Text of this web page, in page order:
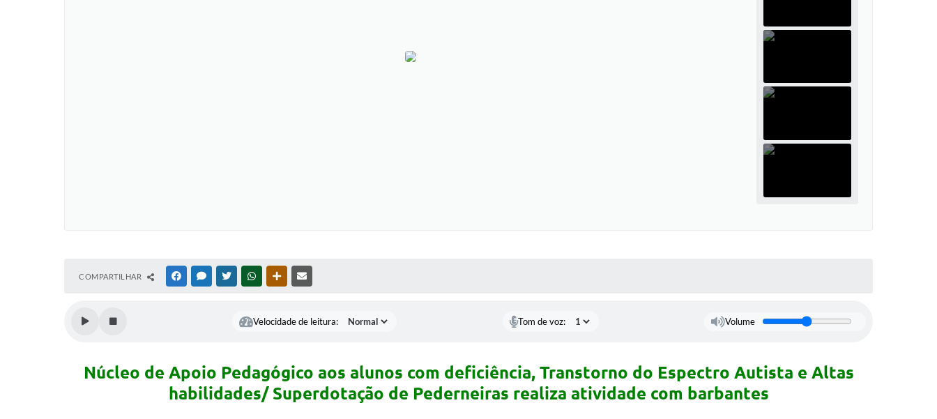
COMPARTILHAR FACEBOOKMESSENGER
TWITTERWHATSAPPOUTRAS MÍDIAS
Velocidade de leitura: Tom de voz: Volume
Núcleo de Apoio Pedagógico aos alunos com deficiência, Transtorno do Espectro Autista e Altas
habilidades/ Superdotação de Pederneiras realiza atividade com barbantes